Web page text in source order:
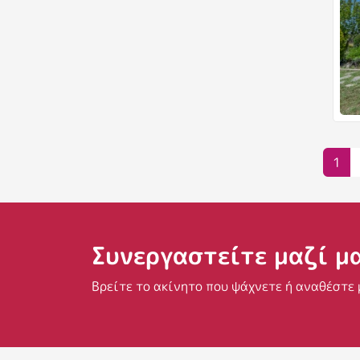
1
Συνεργαστείτε μαζί
Βρείτε το ακίνητο που ψάχνετε ή αναθέστε